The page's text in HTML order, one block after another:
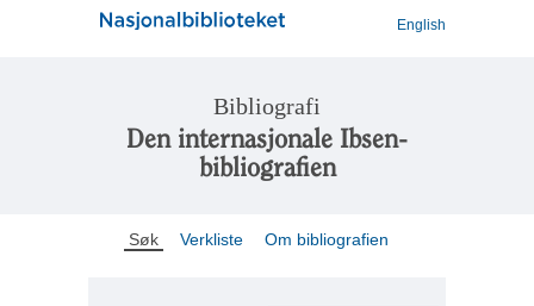
English
Bibliografi
Den internasjonale Ibsen-
bibliografien
Søk Verkliste Om bibliografien